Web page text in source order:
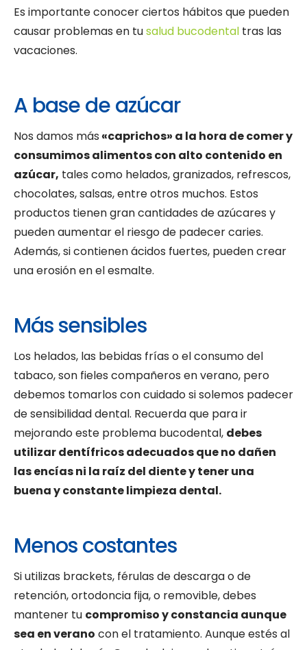
Es importante conocer ciertos hábitos que pueden
causar problemas en tusalud bucodental tras las
vacaciones.
A base de azúcar
Nos damos más «caprichos» a la hora de comer y
consumimos alimentos con alto contenido en
azúcar, tales como helados, granizados, refrescos,
chocolates, salsas, entre otros muchos. Estos
productos tienen gran cantidades de azúcares y
pueden aumentar el riesgo de padecer caries.
Además, si contienen ácidos fuertes, pueden crear
una erosión en el esmalte.
Más sensibles
Los helados, las bebidas frías o el consumo del
tabaco, son fieles compañeros en verano, pero
debemos tomarlos con cuidado si solemos padecer
de sensibilidad dental. Recuerda que para ir
mejorando este problema bucodental, debes
utilizar dentífricos adecuados que no dañen
las encías ni la raíz del diente y tener una
buena y constante limpieza dental.
Menos costantes
Si utilizas brackets, férulas de descarga o de
retención, ortodoncia fija, o removible, debes
mantener tu compromiso y constancia aunque
sea en verano con el tratamiento. Aunque estés al